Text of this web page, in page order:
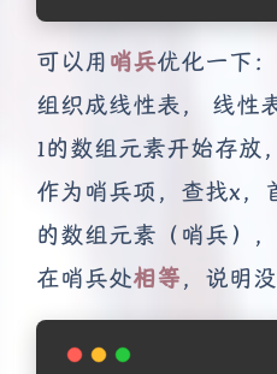
可以用 哨兵优化一下
组织成线性表， 线性
1的数组元素开始存放
作为哨兵项，查找x，
的数组元素（哨兵）
在哨兵处相等，说明